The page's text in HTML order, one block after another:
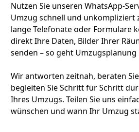
Nutzen Sie unseren WhatsApp-
Umzug schnell und unkompliziert
lange Telefonate oder Formulare
direkt Ihre Daten, Bilder Ihrer
senden – so geht Umzugsplanung
Wir antworten zeitnah, beraten
begleiten Sie Schritt für Schritt
Ihres Umzugs. Teilen Sie uns
wünschen und wann Ihr Umzug